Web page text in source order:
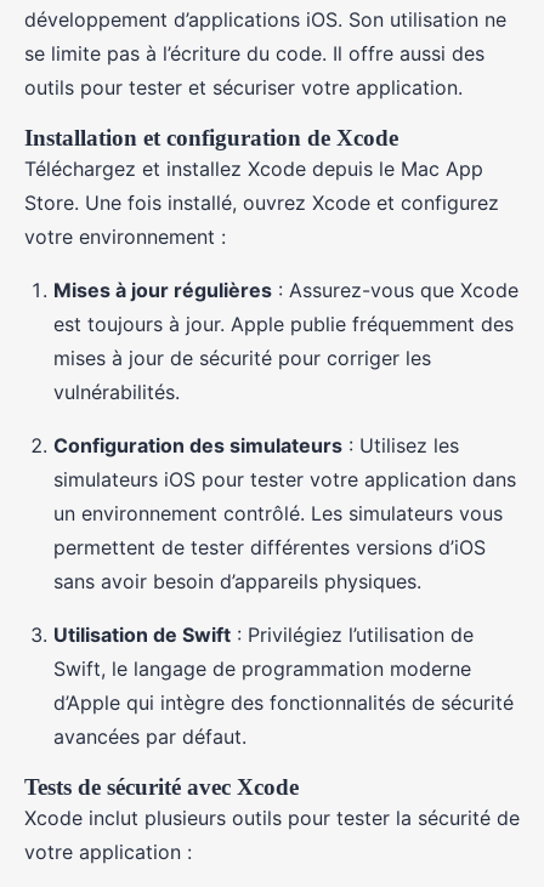
développement d’applications iOS. Son utilisation ne
se limite pas à l’écriture du code. Il offre aussi des
outils pour tester et sécuriser votre application.
Installation et configuration de Xcode
Téléchargez et installez Xcode depuis le Mac App
Store. Une fois installé, ouvrez Xcode et configurez
votre environnement :
Mises à jour régulières : Assurez-vous que Xcode
est toujours à jour. Apple publie fréquemment des
mises à jour de sécurité pour corriger les
vulnérabilités.
Configuration des simulateurs : Utilisez les
simulateurs iOS pour tester votre application dans
un environnement contrôlé. Les simulateurs vous
permettent de tester différentes versions d’iOS
sans avoir besoin d’appareils physiques.
Utilisation de Swift : Privilégiez l’utilisation de
Swift, le langage de programmation moderne
d’Apple qui intègre des fonctionnalités de sécurité
avancées par défaut.
Tests de sécurité avec Xcode
Xcode inclut plusieurs outils pour tester la sécurité de
votre application :